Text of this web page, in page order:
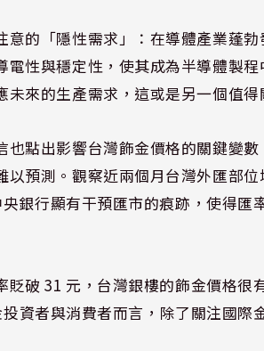
的「隱性需求」：在導體產業蓬
性與穩定性，使其成為半導體製
來的生產需求，這或是另一個值得
點出影響台灣飾金價格的關鍵變
預測。觀察近兩個月台灣外匯部
銀行顯有干預匯市的痕跡，使得匯
破 31 元，台灣銀樓的飾金價格很
資者與消費者而言，除了關注國際